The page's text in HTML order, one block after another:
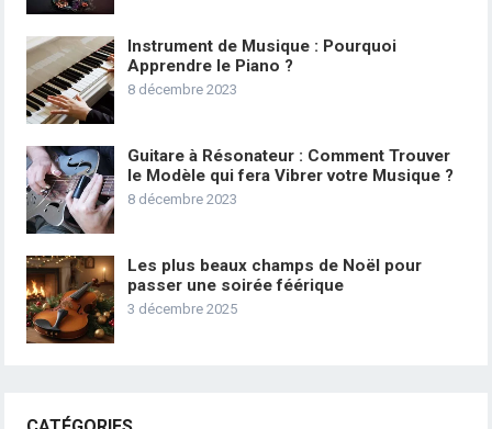
Instrument de Musique : Pourquoi
Apprendre le Piano ?
8 décembre 2023
Guitare à Résonateur : Comment Trouver
le Modèle qui fera Vibrer votre Musique ?
8 décembre 2023
Les plus beaux champs de Noël pour
passer une soirée féérique
3 décembre 2025